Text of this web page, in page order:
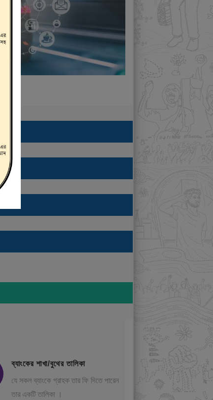
ব্যাংকের শাখা/বুথের তালিকা
যে সকল ব্যাংকে গ্রাহক তার ফি দিতে পারেন
তার একটি তালিকা ।